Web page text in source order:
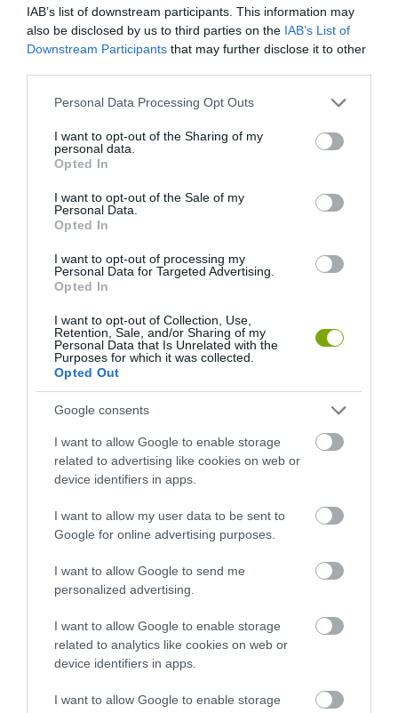
IAB’s list of downstream participants. This information may
also be disclosed by us to third parties on the IAB’s List of
Downstream Participants that may further disclose it to other
Please note that this website/app uses one or more Google
not limited to your visit or usage behaviour. You may click to
grant or deny consent to Google and its third-party tags to
use your data for below specified purposes in below Google
consent section.
Personal Data Processing Opt Outs
I want to opt-out of the Sharing of my
personal data.
Opted In
I want to opt-out of the Sale of my
Personal Data.
Opted In
I want to opt-out of processing my
Personal Data for Targeted Advertising.
Opted In
I want to opt-out of Collection, Use,
Retention, Sale, and/or Sharing of my
Personal Data that Is Unrelated with the
Purposes for which it was collected.
Opted Out
Google consents
I want to allow Google to enable storage
related to advertising like cookies on web or
device identifiers in apps.
I want to allow my user data to be sent to
Google for online advertising purposes.
I want to allow Google to send me
personalized advertising.
I want to allow Google to enable storage
related to analytics like cookies on web or
device identifiers in apps.
I want to allow Google to enable storage
ELŐZŐ CIKK
KAPASZKODJ MEG, IDÉN A BOROSÜVEGBŐL KÉSZÜLT
10 BŰBÁJOS ÜLTETŐKÁRTYA AZ ÜNNEPI ASZTALRA
HASONLÓ ÉRDEKESSÉGEK